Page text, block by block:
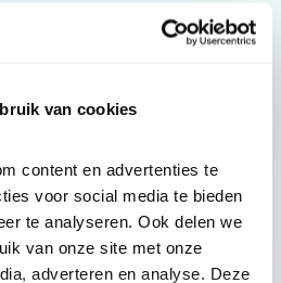
van cookies
content en advertenties te
voor social media te bieden
te analyseren. Ook delen we
van onze site met onze
adverteren en analyse. Deze
inspiratie, acties en tips
van Vogelbescherming.